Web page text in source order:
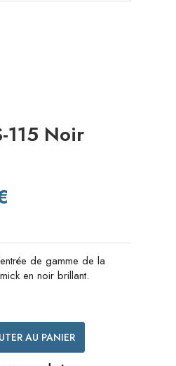
115 Noir
de gamme de la
en noir brillant.
AU PANIER